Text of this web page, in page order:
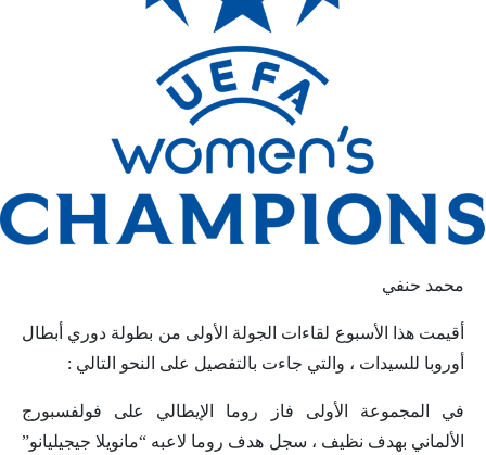
محمد حنفي
أقيمت هذا الأسبوع لقاءات الجولة الأولى من بطولة دوري أبطال
أوروبا للسيدات ، والتي جاءت بالتفصيل على النحو التالي :
في المجموعة الأولى فاز روما الإيطالي على فولفسبورج
الألماني بهدف نظيف ، سجل هدف روما لاعبه “مانويلا جيجيليانو”